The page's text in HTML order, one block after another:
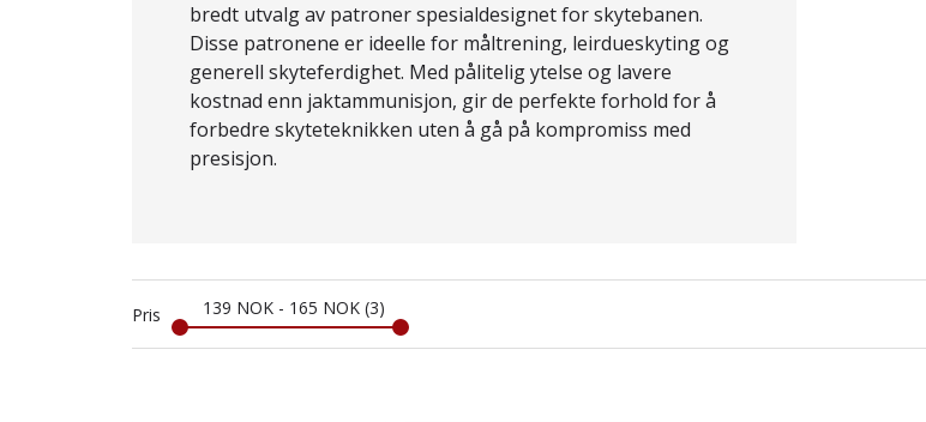
bredt utvalg av patroner spesialdesignet for skytebanen.
Disse patronene er ideelle for måltrening, leirdueskyting og
generell skyteferdighet. Med pålitelig ytelse og lavere
kostnad enn jaktammunisjon, gir de perfekte forhold for å
forbedre skyteteknikken uten å gå på kompromiss med
presisjon.
Pris 139 NOK - 165 NOK 3